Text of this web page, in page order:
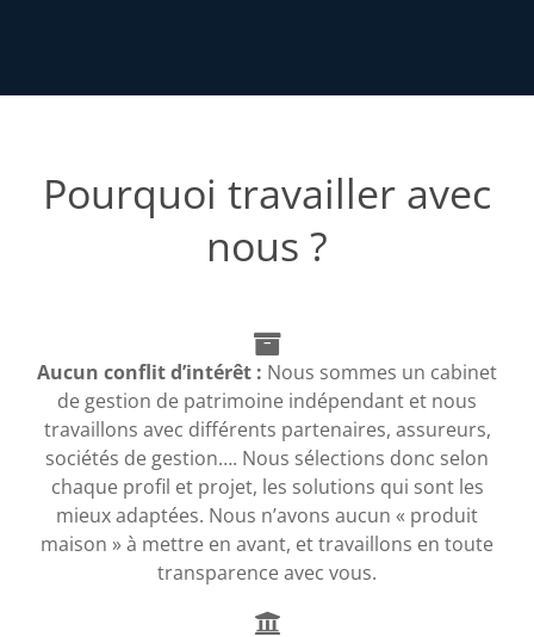
Pourquoi travailler avec
nous ?
Aucun conflit d’intérêt : Nous sommes un cabinet
de gestion de patrimoine indépendant et nous
travaillons avec différents partenaires, assureurs,
sociétés de gestion…. Nous sélections donc selon
chaque profil et projet, les solutions qui sont les
mieux adaptées. Nous n’avons aucun « produit
maison » à mettre en avant, et travaillons en toute
transparence avec vous.